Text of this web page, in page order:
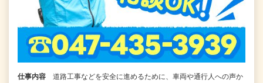
仕事内容
道路工事などを安全に進めるために、車両や通行人への声か